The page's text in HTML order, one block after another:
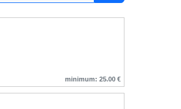
minimum: 25.00 €